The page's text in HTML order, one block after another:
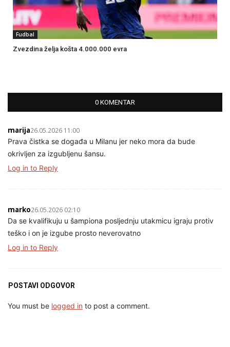
Fudbal
Zvezdina želja košta 4.000.000 evra
0 KOMENTAR
marija26.05.2026 11:00
Prava čistka se događa u Milanu jer neko mora da bude
okrivljen za izgubljenu šansu.
Log in to Reply
marko26.05.2026 02:10
Da se kvalifikuju u šampiona posljednju utakmicu igraju protiv
teško i on je izgube prosto neverovatno
Log in to Reply
POSTAVI ODGOVOR
You must be logged in to post a comment.